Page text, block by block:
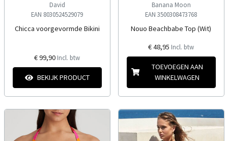
David
EAN 8030524529079
Chicca voorgevormde Bikini
€ 99,90 Incl. btw
BEKIJK PRODUCT
Banana Moon
EAN 3500308473768
Nouo Beachbabe Top (Wit)
€ 48,95 Incl. btw
TOEVOEGEN AAN
WINKELWAGEN